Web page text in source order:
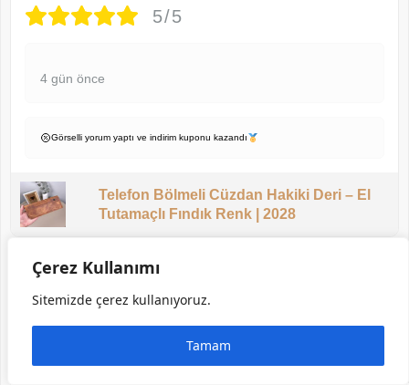
Çerez Kullanımı
Sitemizde çerez kullanıyoruz.
Tamam
5/5
4 gün önce
Görselli yorum yaptı ve indirim kuponu kazandı
Telefon Bölmeli Cüzdan Hakiki Deri – El
Tutamaçlı Fındık Renk | 2028
★ Doğrulanmış Müşteri